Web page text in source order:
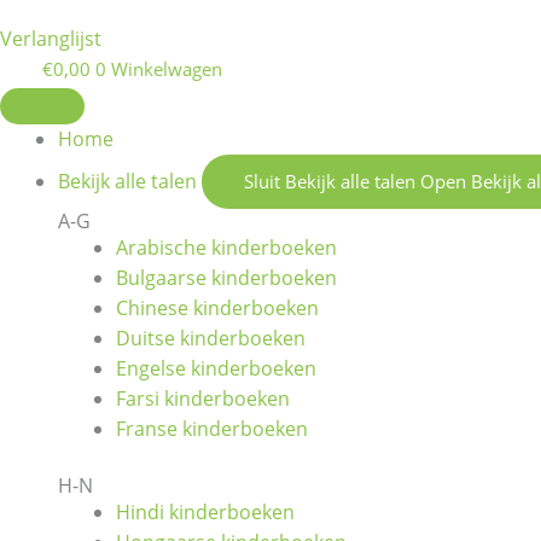
Verlanglijst
€0,00 0 Winkelwagen
Home
Bekijk alle talen
Sluit Bekijk alle talen Open Bekijk
A-G
Arabische kinderboeken
Bulgaarse kinderboeken
Chinese kinderboeken
Duitse kinderboeken
Engelse kinderboeken
Farsi kinderboeken
Franse kinderboeken
H-N
Hindi kinderboeken